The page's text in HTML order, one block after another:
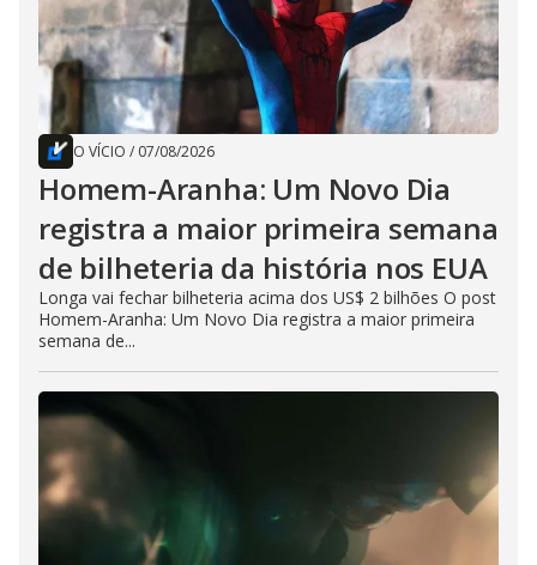
O VÍCIO / 07/08/2026
Homem-Aranha: Um Novo Dia
registra a maior primeira semana
de bilheteria da história nos EUA
Longa vai fechar bilheteria acima dos US$ 2 bilhões O post
Homem-Aranha: Um Novo Dia registra a maior primeira
semana de...